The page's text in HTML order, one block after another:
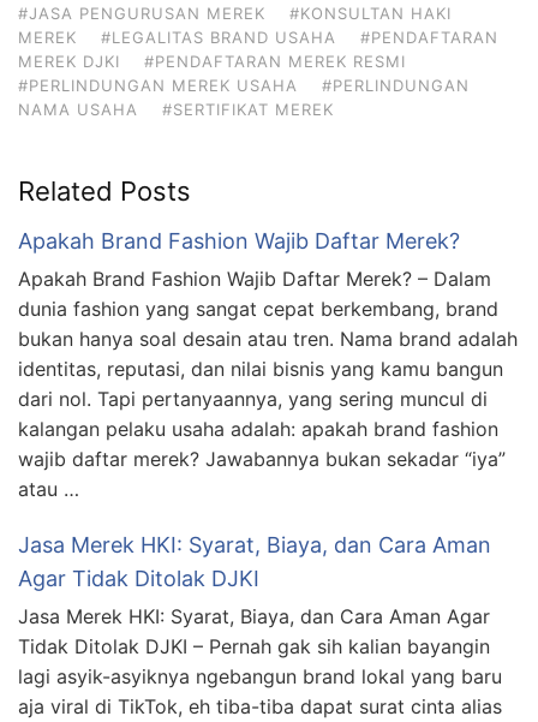
#JASA PENGURUSAN MEREK
#KONSULTAN HAKI
MEREK
#LEGALITAS BRAND USAHA
#PENDAFTARAN
MEREK DJKI
#PENDAFTARAN MEREK RESMI
#PERLINDUNGAN MEREK USAHA
#PERLINDUNGAN
NAMA USAHA
#SERTIFIKAT MEREK
Related Posts
Apakah Brand Fashion Wajib Daftar Merek?
Apakah Brand Fashion Wajib Daftar Merek? – Dalam
dunia fashion yang sangat cepat berkembang, brand
bukan hanya soal desain atau tren. Nama brand adalah
identitas, reputasi, dan nilai bisnis yang kamu bangun
dari nol. Tapi pertanyaannya, yang sering muncul di
kalangan pelaku usaha adalah: apakah brand fashion
wajib daftar merek? Jawabannya bukan sekadar “iya”
atau …
Jasa Merek HKI: Syarat, Biaya, dan Cara Aman
Agar Tidak Ditolak DJKI
Jasa Merek HKI: Syarat, Biaya, dan Cara Aman Agar
Tidak Ditolak DJKI – Pernah gak sih kalian bayangin
lagi asyik-asyiknya ngebangun brand lokal yang baru
aja viral di TikTok, eh tiba-tiba dapat surat cinta alias